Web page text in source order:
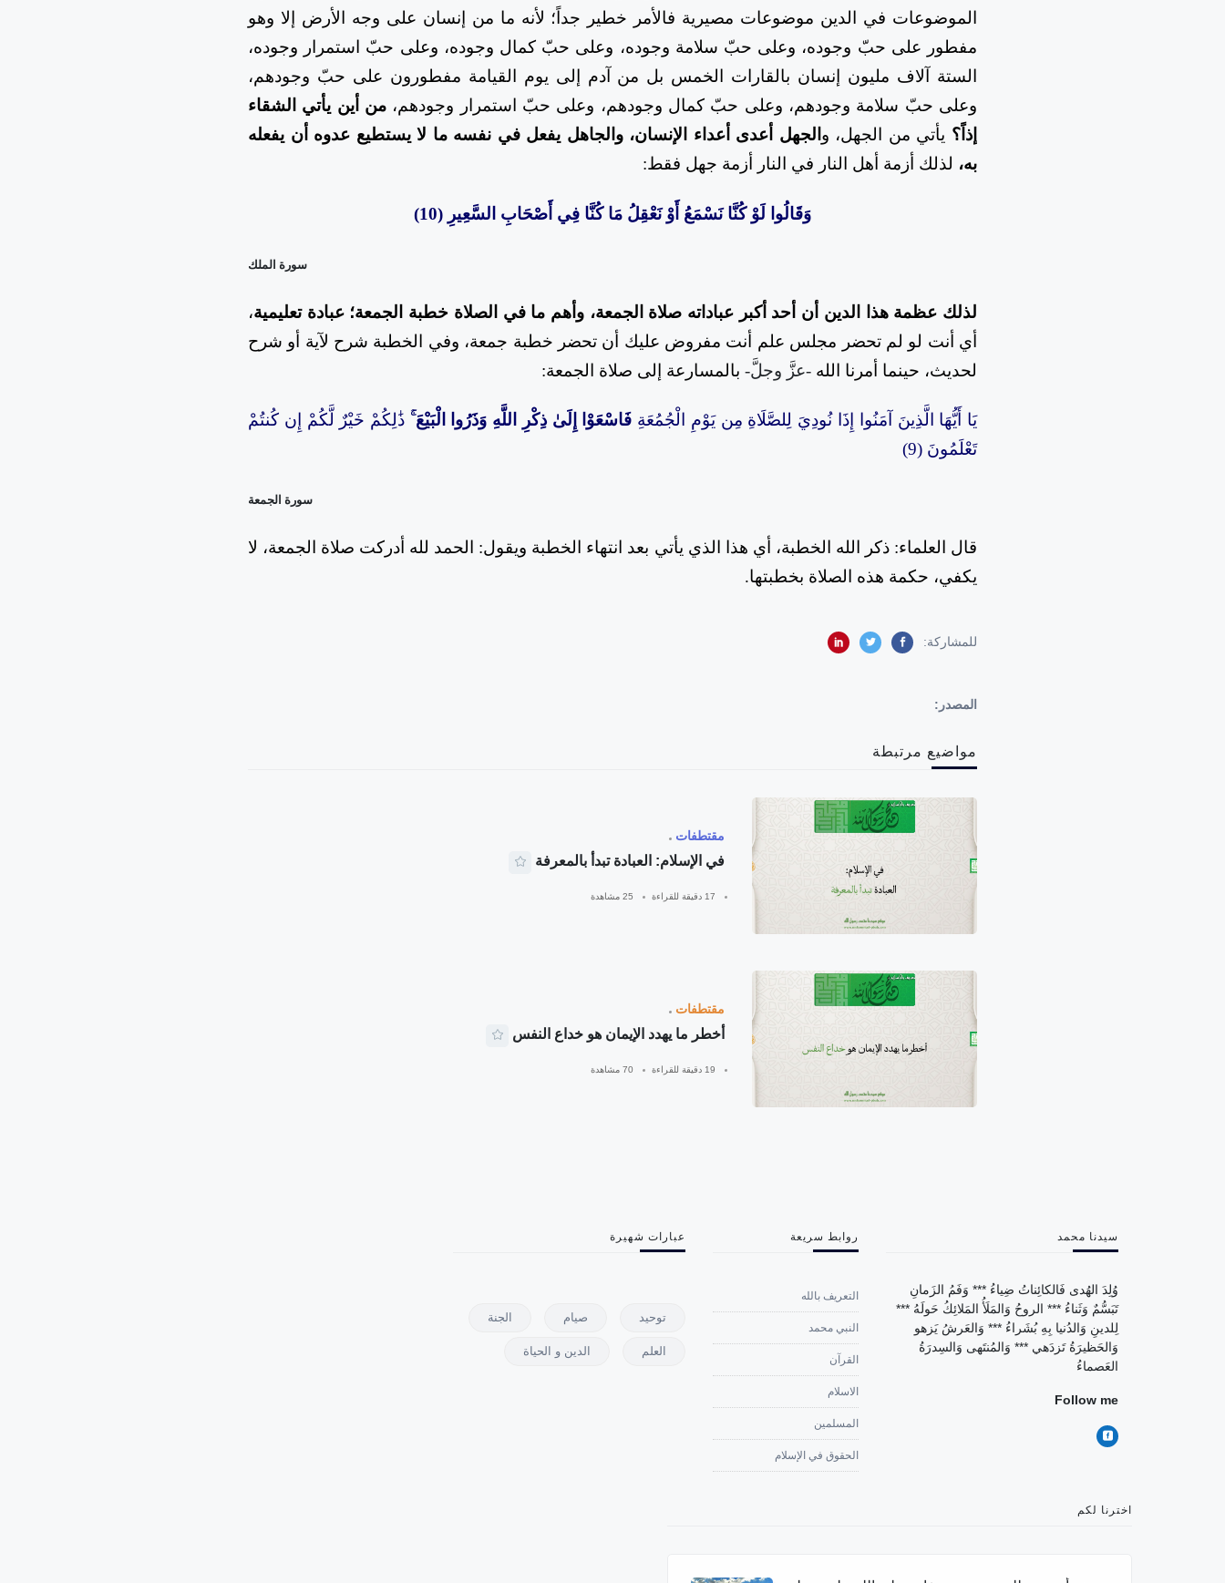
الموضوعات في الدين موضوعات مصيرية فالأمر خطير جداً؛ لأنه ما من إنسان على وجه الأرض إلا وهو
مفطور على حبّ وجوده، وعلى حبّ سلامة وجوده، وعلى حبّ كمال وجوده، وعلى حبّ استمرار وجوده،
الستة آلاف مليون إنسان بالقارات الخمس بل من آدم إلى يوم القيامة مفطورون على حبّ وجودهم،
وعلى حبّ سلامة وجودهم، وعلى حبّ كمال وجودهم، وعلى حبّ استمرار وجودهم، من أين يأتي الشقاء
إذاً؟ يأتي من الجهل، و الجهل أعدى أعداء الإنسان، والجاهل يفعل في نفسه ما لا يستطيع عدوه أن يفعله
به، لذلك أزمة أهل النار في النار أزمة جهل فقط:
وَقَالُوا لَوْ كُنَّا نَسْمَعُ أَوْ نَعْقِلُ مَا كُنَّا فِي أَصْحَابِ السَّعِيرِ (10)
سورة الملك
لذلك عظمة هذا الدين أن أحد أكبر عباد اته صلاة الجمعة، وأهم ما في الصلاة خطبة الجمعة؛ عبادة تعليمية،
أي أنت لو لم تحضر مجلس علم أنت مفروض عليك أن تحضر خطبة جمعة، وفي الخطبة شرح لآية أو شرح
لحديث، حينما أمرنا الله -عزَّ وجلَّ- بالمسارعة إلى صلاة الجمعة:
يَا أَيُّهَا الَّذِينَ آمَنُوا إِذَا نُودِيَ لِلصَّلَاةِ مِن يَوْمِ الْجُمُعَةِ فَاسْعَوْا إِلَىٰ ذِكْرِ اللَّهِ وَذَرُوا الْبَيْعَ ۚ ذَٰلِكُمْ خَيْرٌ لَّكُمْ إِن كُنتُمْ
تَعْلَمُونَ (9)
سورة الجمعة
قال العلماء: ذكر الله الخطبة، أي هذا الذي يأتي بعد انتهاء الخطبة ويقول: الحمد لله أدركت صلاة الجمعة، لا
يكفي، حكمة هذه الصلاة بخطبتها.
للمشاركة:
المصدر:
مواضيع مرتبطة
مقتطفات
في الإسلام: العبادة تبدأ بالمعرفة
17 دقيقة للقراءة 25 مشاهدة
مقتطفات
أخطر ما يهدد الإيمان هو خداع النفس
19 دقيقة للقراءة 70 مشاهدة
سيدنا محمد
وُلِدَ الهُدى فَالكائِناتُ ضِياءُ *** وَفَمُ الزَمانِ
تَبَسُّمٌ وَثَناءُ *** الروحُ وَالمَلَأُ المَلائِكُ حَولَهُ ***
لِلدينِ وَالدُنيا بِهِ بُشَراءُ *** وَالعَرشُ يَزهو
وَالحَظيرَةُ تَزدَهي *** وَالمُنتَهى وَالسِدرَةُ
العَصماءُ
Follow me
روابط سريعة
التعريف بالله
النبي محمد
القرآن
الاسلام
المسلمين
الحقوق في الإسلام
عبارات شهيرة
توحيد صيام الجنة
العلم الدين و الحياة
اخترنا لكم